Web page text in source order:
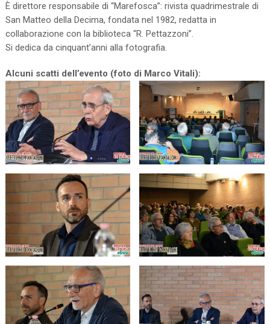
È direttore responsabile di “Marefosca”: rivista quadrimestrale di
San Matteo della Decima, fondata nel 1982, redatta in
collaborazione con la biblioteca “R. Pettazzoni”.
Si dedica da cinquant’anni alla fotografia.
Alcuni scatti dell’evento (foto di Marco Vitali):